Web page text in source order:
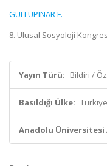
GÜLLÜPINAR F.
8. Ulusal Sosyoloji
Yayın Türü: Bildiri /
Basıldığı Ülke: Türkiye
Anadolu Üniversitesi